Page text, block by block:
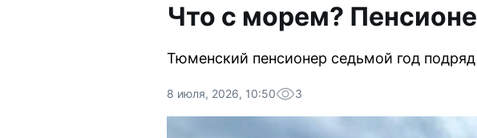
Что с морем?
Тюменский пенсионер седьмой год
8 июля, 2026, 10:50 3